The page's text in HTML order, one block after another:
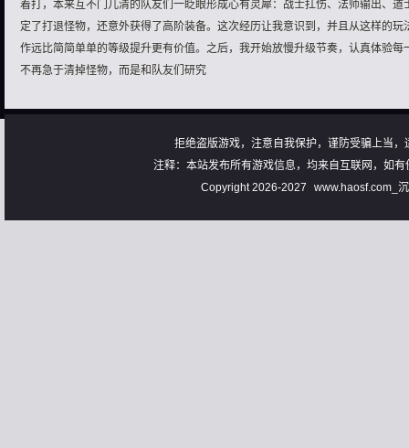
着打，本来互不门儿清的队友们一眨眼形成心有灵犀：战士扛伤、法师输出、
定了打退怪物，还意外获得了高阶装备。这次经历让我意识到，并且从这样的
作远比简简单单的等级提升更有价值。之后，我开始放慢升级节奏，认真体验
不再急于清掉怪物，而是和队友们研究
拒绝盗版游戏，注意自我保护，谨防受骗上当
注释：本站发布所有游戏信息，均来自互联网，如
Copyright 2026-2027
www.haosf.com_